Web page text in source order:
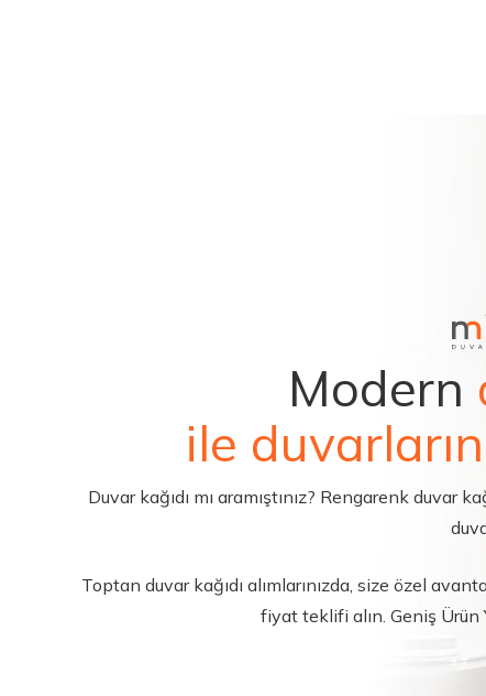
Modern
ile
Duvar kağıdı mı aramıştınız? Rengarenk duvar
Toptan duvar kağıdı alımlarınızda, size özel
fiyat teklifi alın. Geniş Ürün